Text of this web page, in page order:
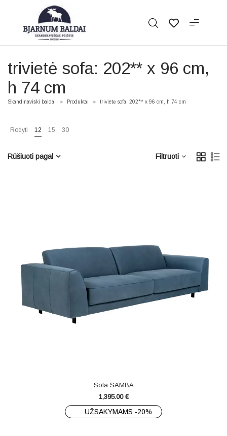
trivietė sofa: 202** x 96 cm,
h 74 cm
Skandinaviški baldai > Produktai > trivietė sofa: 202** x 96 cm, h 74 cm
Rodyti 12 15 30
Filtruoti
Rūšiuoti pagal
Sofa SAMBA
1,395.00 €
UŽSAKYMAMS -20%